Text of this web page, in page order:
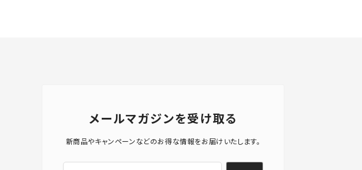
メールマガジンを受け取る
新商品やキャンペーンなどのお得な情報をお届けいたします。